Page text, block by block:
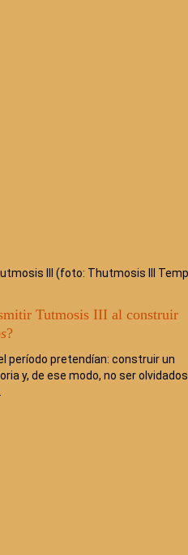
III (foto: Thutmosis III
Tutmosis III al construir
?
período pretendían: construir un
y, de ese modo, no ser olvidados